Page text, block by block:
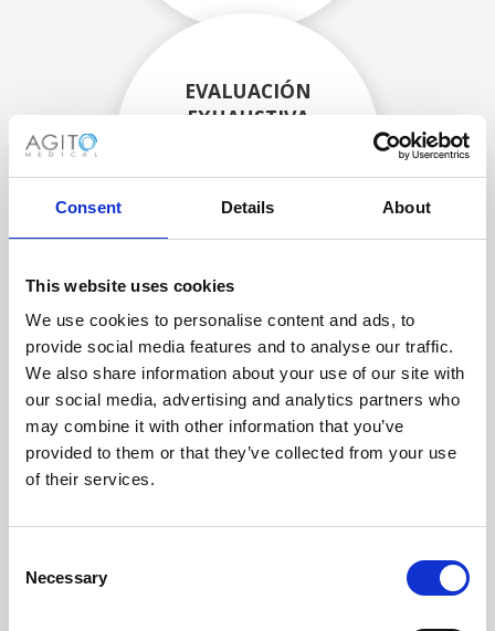
Consent Details About
This website uses cookies
We use cookies to personalise content and ads, to
provide social media features and to analyse our traffic.
We also share information about your use of our site with
our social media, advertising and analytics partners who
may combine it with other information that you’ve
provided to them or that they’ve collected from your use
of their services.
Selection
Necessary
EVALUACIÓN
EXHAUSTIVA
cuidadosamente cada escáner
y sus componentes.
RECUPERÁNDOSE
CON CUIDADO
Las piezas utilizables se
recuperan meticulosamente en
un entorno seguro de ESD, lo
daños ni contaminación.